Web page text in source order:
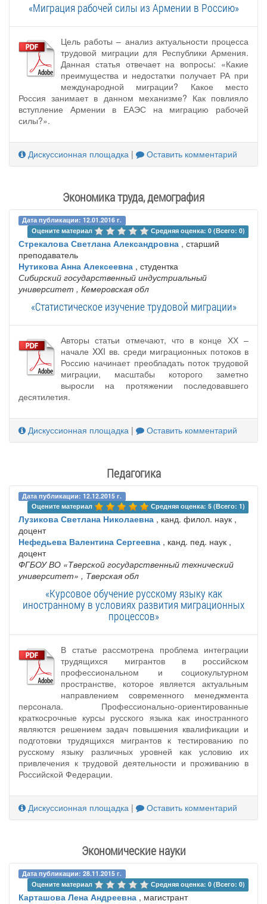
«Миграция рабочей силы из Армении в Россию»
Цель работы – анализ актуальности процесса
трудовой миграции для Республики Армения.
Данная статья отвечает на вопросы: «Какие
преимущества и недостатки получает РА при
международной миграции? Какое место
Россия занимает в данном механизме? Как повлияло
вступление Армении в ЕАЭС на миграцию рабочей
силы?».
Дискуссионная площадка | Оставить комментарий
Экономика труда, демография
Дата публикации: 12.01.2016 г.
Оцените материал
Средняя оценка: 0 (Всего: 0)
Стрекалова Светлана Александровна , старший
преподаватель
Нутикова Анна Алексеевна , студентка
Сибирский государственный индустриальный
университет , Кемеровская обл
«Статистическое изучение трудовой миграции»
Авторы статьи отмечают, что в конце ХХ –
начале XXI вв. среди миграционных потоков в
Россию начинает преобладать поток трудовой
миграции, масштабы которого заметно
выросли на протяжении последовавшего
десятилетия.
Дискуссионная площадка | Оставить комментарий
Педагогика
Дата публикации: 12.12.2015 г.
Оцените материал
Средняя оценка: 5 (Всего: 1)
Лузикова Светлана Николаевна , канд. филол. наук ,
доцент
Нефедьева Валентина Сергеевна , канд. пед. наук ,
доцент
ФГБОУ ВО «Тверской государственный технический
университет» , Тверская обл
«Курсовое обучение русскому языку как
иностранному в условиях развития миграционных
процессов»
В статье рассмотрена проблема интеграции
трудящихся мигрантов в российском
профессиональном и социокультурном
пространстве, которое является актуальным
направлением современного менеджмента
персонала. Профессионально-ориентированные
краткосрочные курсы русского языка как иностранного
являются решением задач повышения квалификации и
подготовки трудящихся мигрантов к тестированию по
русскому языку различных уровней как условию их
привлечения к трудовой деятельности и проживанию в
Российской Федерации.
Дискуссионная площадка | Оставить комментарий
Экономические науки
Дата публикации: 28.11.2015 г.
Оцените материал
Средняя оценка: 0 (Всего: 0)
Карташова Лена Андреевна , магистрант